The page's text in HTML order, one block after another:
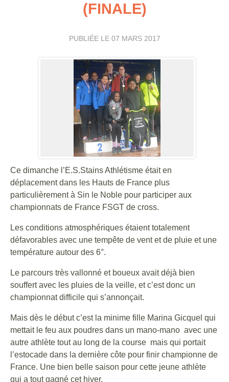
(FINALE)
PUBLIÉE LE 07 MARS 2017
Ce dimanche l’E.S.Stains Athlétisme était en
déplacement dans les Hauts de France plus
particulièrement à Sin le Noble pour participer aux
championnats de France FSGT de cross.
Les conditions atmosphériques étaient totalement
défavorables avec une tempête de vent et de pluie et une
température autour des 6°.
Le parcours très vallonné et boueux avait déjà bien
souffert avec les pluies de la veille, et c’est donc un
championnat difficile qui s’annonçait.
Mais dès le début c’est la minime fille Marina Gicquel qui
mettait le feu aux poudres dans un mano-mano avec une
autre athlète tout au long de la course mais qui portait
l’estocade dans la dernière côte pour finir championne de
France. Une bien belle saison pour cette jeune athlète
qui a tout gagné cet hiver.